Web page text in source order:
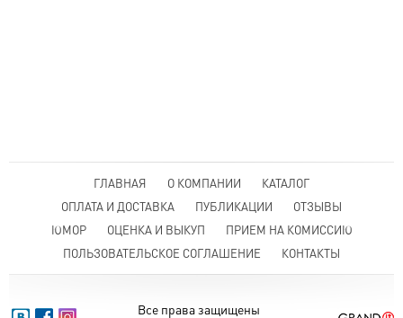
ГЛАВНАЯ О КОМПАНИИ
КАТАЛОГ
ОПЛАТА И ДОСТАВКА
ПУБЛИКАЦИИ
ОТЗЫВЫ
ЮМОР
ОЦЕНКА И ВЫКУП
ПРИЕМ НА КОМИССИЮ
ПОЛЬЗОВАТЕЛЬСКОЕ СОГЛАШЕНИЕ
КОНТАКТЫ
Все права защищены